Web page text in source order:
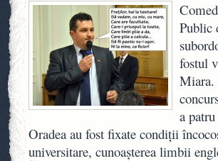
Public
fostul
Miara.
a
Oradea au fost fixate condiţii
universitare, cunoaşterea limbii